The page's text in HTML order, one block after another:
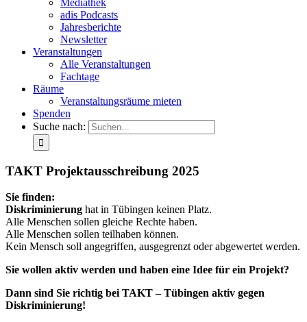
Mediathek
adis Podcasts
Jahresberichte
Newsletter
Veranstaltungen
Alle Veranstaltungen
Fachtage
Räume
Veranstaltungsräume mieten
Spenden
Suche nach:
TAKT Projektausschreibung 2025
Sie finden:
Diskriminierung hat in Tübingen keinen Platz.
Alle Menschen sollen gleiche Rechte haben.
Alle Menschen sollen teilhaben können.
Kein Mensch soll angegriffen, ausgegrenzt oder abgewertet werden.
Sie wollen aktiv werden und haben eine Idee für ein Projekt?
Dann sind Sie richtig bei TAKT – Tübingen aktiv gegen
Diskriminierung!